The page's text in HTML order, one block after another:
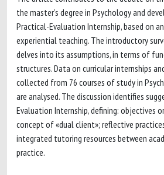
the master’s degree in Psychology and
Practical-Evaluation Internship, based on
experiential teaching. The introductory
delves into its assumptions, in terms of
structures. Data on curricular internships
collected from 76 courses of study in
are analysed. The discussion identifies
Evaluation Internship, defining: objectives
concept of «dual client»; reflective
integrated tutoring resources between
practice.